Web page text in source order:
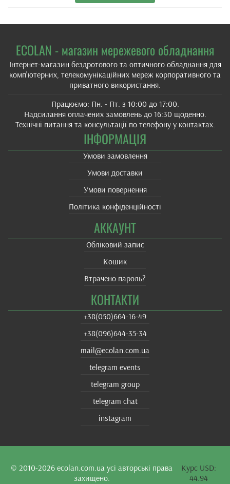
ECOLAN - магазин мережевого обладнання
Інтернет-магазин бездротового та оптичного обладнання для
комп'ютерних, телекомунікаційних мереж корпоративного та
приватного використання.
Працюємо: Пн. - Пт. з 10:00 до 17:00.
Надсилання оплачених замовлень до 16:30 щоденно.
Технічні питання та консультації по телефону у контактах.
ІНФОРМАЦІЯ
Умови замовлення
Умови доставки
Умови повернення
Політика конфіденційності
АККАУНТ
Обліковий запис
Кошик
Втрачено пароль?
КОНТАКТИ
+38(‎050)664-16-49
+38‎(096)644-35-34
mail@ecolan.com.ua
telegram events
telegram group
telegram chat
instagram
© 2010-2026ecolan.com.ua усі авторські права
захищено.
Курс USD:
44.94